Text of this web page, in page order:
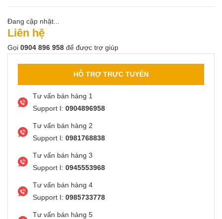
Đang cập nhật...
Liên hệ
Gọi 0904 896 958 để được trợ giúp
HỖ TRỢ TRỰC TUYẾN
Tư vấn bán hàng 1
Support I: 0904896958
Tư vấn bán hàng 2
Support I: 0981768838
Tư vấn bán hàng 3
Support I: 0945553968
Tư vấn bán hàng 4
Support I: 0985733778
Tư vấn bán hàng 5